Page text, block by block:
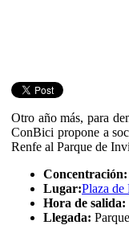
Otro año más, para
ConBici propone a
Renfe al Parque de
Concentración:
Lugar:Plaza
Hora de salida:
Llegada: